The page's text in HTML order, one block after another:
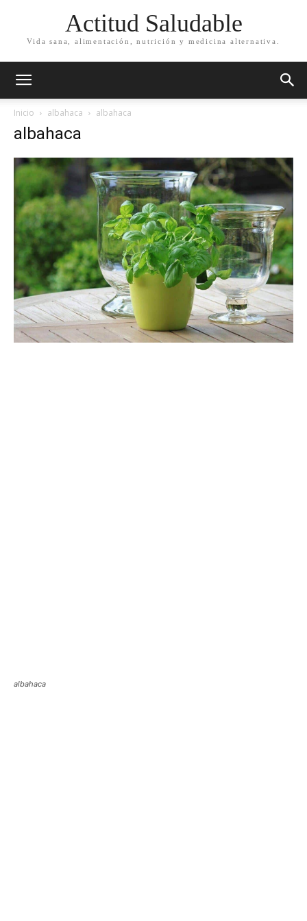
Actitud Saludable
Vida sana, alimentación, nutrición y medicina alternativa.
Inicio albahaca albahaca
albahaca
albahaca